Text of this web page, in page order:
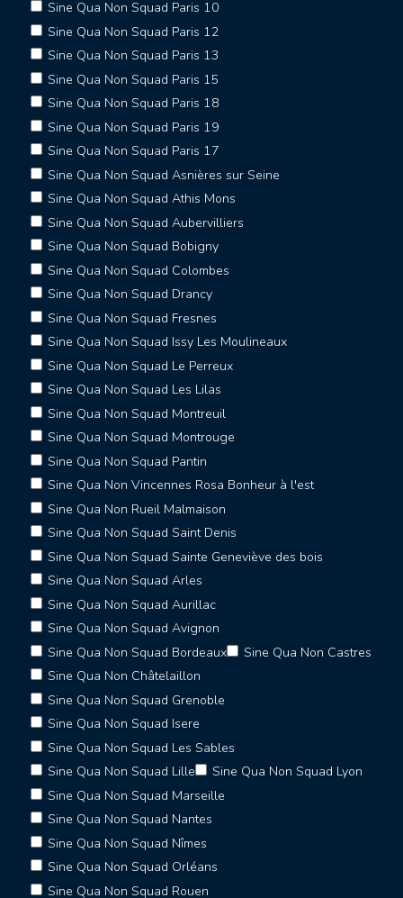
Sine Qua Non Squad Paris 10
Sine Qua Non Squad Paris 12
Sine Qua Non Squad Paris 13
Sine Qua Non Squad Paris 15
Sine Qua Non Squad Paris 18
Sine Qua Non Squad Paris 19
Sine Qua Non Squad Paris 17
Sine Qua Non Squad Asnières sur Seine
Sine Qua Non Squad Athis Mons
Sine Qua Non Squad Aubervilliers
Sine Qua Non Squad Bobigny
Sine Qua Non Squad Colombes
Sine Qua Non Squad Drancy
Sine Qua Non Squad Fresnes
Sine Qua Non Squad Issy Les Moulineaux
Sine Qua Non Squad Le Perreux
Sine Qua Non Squad Les Lilas
Sine Qua Non Squad Montreuil
Sine Qua Non Squad Montrouge
Sine Qua Non Squad Pantin
Sine Qua Non Vincennes Rosa Bonheur à l'est
Sine Qua Non Rueil Malmaison
Sine Qua Non Squad Saint Denis
Sine Qua Non Squad Sainte Geneviève des bois
Sine Qua Non Squad Arles
Sine Qua Non Squad Aurillac
Sine Qua Non Squad Avignon
Sine Qua Non Squad Bordeaux
Sine Qua Non Castres
Sine Qua Non Châtelaillon
Sine Qua Non Squad Grenoble
Sine Qua Non Squad Isere
Sine Qua Non Squad Les Sables
Sine Qua Non Squad Lille
Sine Qua Non Squad Lyon
Sine Qua Non Squad Marseille
Sine Qua Non Squad Nantes
Sine Qua Non Squad Nîmes
Sine Qua Non Squad Orléans
Sine Qua Non Squad Rouen